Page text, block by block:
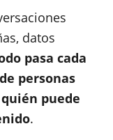
datos
pasa cada
personas
puede
.